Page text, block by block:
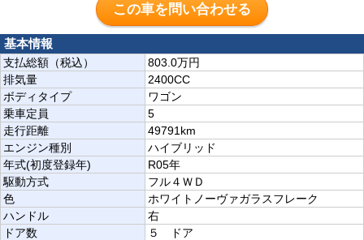
この車を問い合わせる
基本情報
支払総額 （税込）
803.0万円
排気量
2400CC
ボディタイプ
ワゴン
乗車定員
5
走行距離
49791km
エンジン種別
ハイブリッド
年式(初度登録年)
R05年
駆動方式
フル４ＷＤ
色
ホワイトノーヴァガラスフレーク
ハンドル
右
ドア数
５ ドア